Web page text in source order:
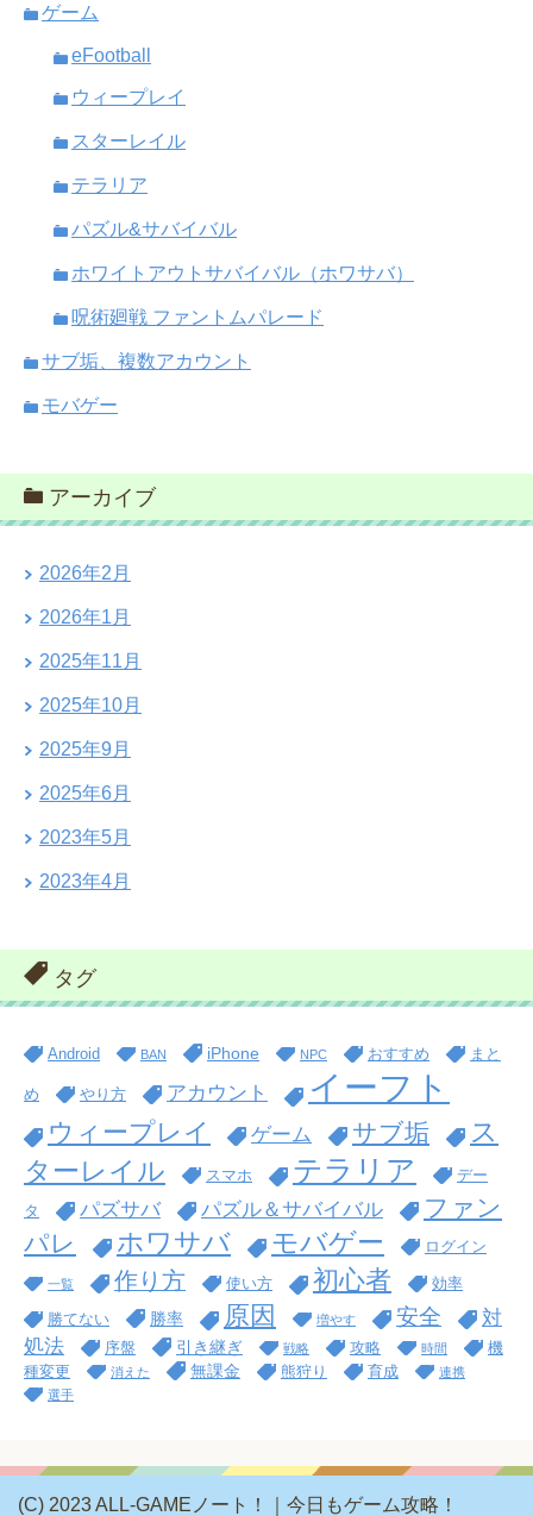
ゲーム
eFootball
ウィープレイ
スターレイル
テラリア
パズル&サバイバル
ホワイトアウトサバイバル（ホワサバ）
呪術廻戦 ファントムパレード
サブ垢、複数アカウント
モバゲー
アーカイブ
2026年2月
2026年1月
2025年11月
2025年10月
2025年9月
2025年6月
2023年5月
2023年4月
タグ
Android BAN iPhone NPC おすすめ まと
め やり方 アカウント イーフト
ウィープレイ ゲーム サブ垢
ス
ターレイル
スマホ テラリア デー
タ パズサバ パズル＆サバイバル
ファン
パレ
ホワサバ モバゲー ログイン
一覧 作り方 使い方 初心者 効率
勝てない 勝率 原因 増やす 安全
対
処法
序盤 引き継ぎ 戦略 攻略 時間
機
種変更
消えた 無課金 熊狩り 育成
連携
選手
(C) 2023 ALL-GAMEノート！｜今日もゲーム攻略！